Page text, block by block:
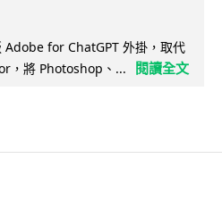
for ChatGPT 外掛，取代
，將 Photoshop、...
閱讀全文